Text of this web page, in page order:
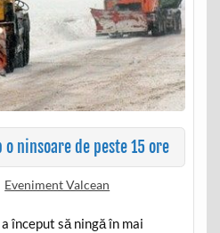
o ninsoare de peste 15 ore
Eveniment Valcean
început să ningă în mai